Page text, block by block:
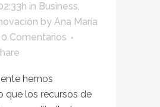
in Business,
by Ana María
0 Comentarios
hemos
que los recursos de